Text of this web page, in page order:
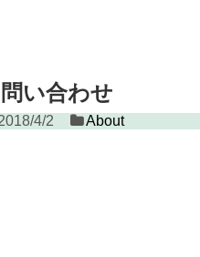
い合わせ
4/2 About